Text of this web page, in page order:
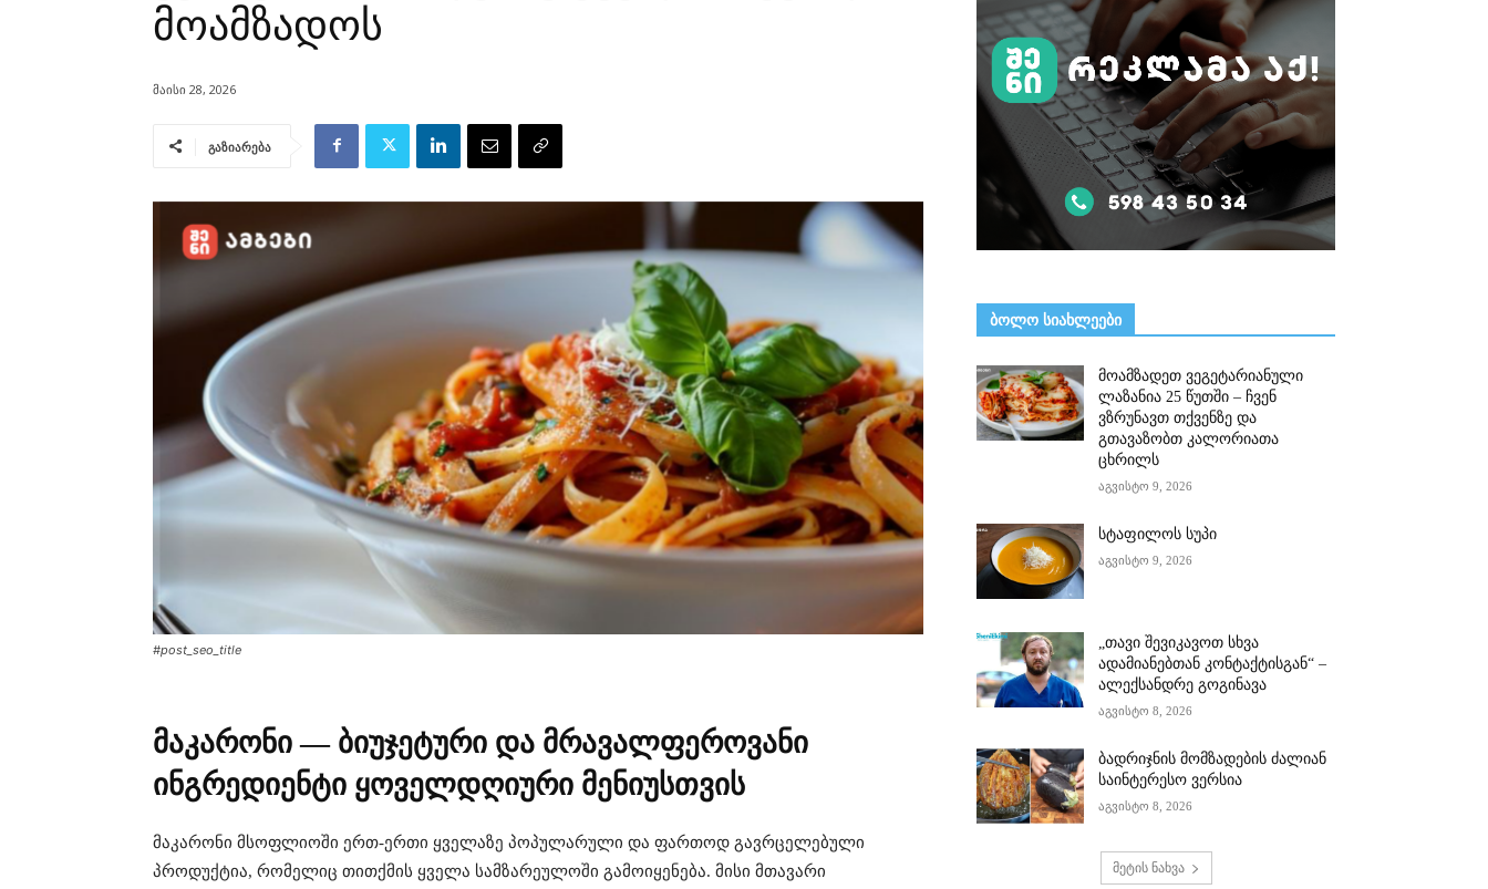
მოამზადოს
მაისი 28, 2026
გაზიარება
#post_seo_title
მაკარონი — ბიუჯეტური და მრავალფეროვანი
ინგრედიენტი ყოველდღიური მენიუსთვის
მაკარონი მსოფლიოში ერთ-ერთი ყველაზე პოპულარული და ფართოდ გავრცელებული
პროდუქტია, რომელიც თითქმის ყველა სამზარეულოში გამოიყენება. მისი მთავარი
ᲑᲝᲚᲝ ᲡᲘᲐᲮᲚᲔᲔᲑᲘ
მოამზადეთ ვეგეტარიანული
ლაზანია 25 წუთში – ჩვენ
ვზრუნავთ თქვენზე და
გთავაზობთ კალორიათა
ცხრილს
აგვისტო 9, 2026
სტაფილოს სუპი
აგვისტო 9, 2026
„თავი შევიკავოთ სხვა
ადამიანებთან კონტაქტისგან“ –
ალექსანდრე გოგინავა
აგვისტო 8, 2026
ბადრიჯნის მომზადების ძალიან
საინტერესო ვერსია
აგვისტო 8, 2026
მეტის ნახვა